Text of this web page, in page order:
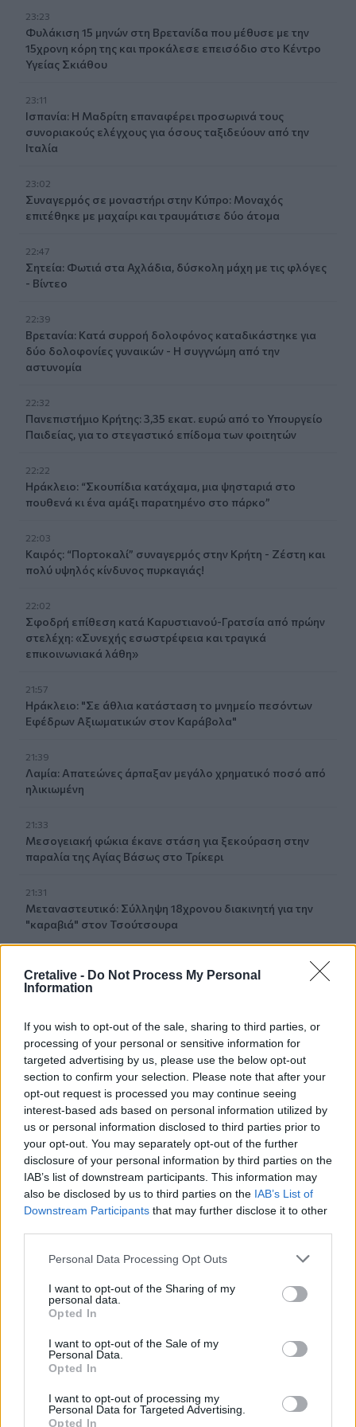
Cretalive - Do Not Process My Personal
Information
If you wish to opt-out of the sale, sharing to third parties, or
processing of your personal or sensitive information for
targeted advertising by us, please use the below opt-out
section to confirm your selection. Please note that after your
opt-out request is processed you may continue seeing
interest-based ads based on personal information utilized by
us or personal information disclosed to third parties prior to
your opt-out. You may separately opt-out of the further
disclosure of your personal information by third parties on the
IAB’s list of downstream participants. This information may
also be disclosed by us to third parties on the IAB’s List of
Downstream Participants that may further disclose it to other
Personal Data Processing Opt Outs
I want to opt-out of the Sharing of my
personal data.
Opted In
I want to opt-out of the Sale of my
Personal Data.
Opted In
I want to opt-out of processing my
Personal Data for Targeted Advertising.
Opted In
23:23
Φυλάκιση 15 μηνών στη Βρετανίδα που μέθυσε με την
15χρονη κόρη της και προκάλεσε επεισόδιο στο Κέντρο
Υγείας Σκιάθου
23:11
Ισπανία: Η Μαδρίτη επαναφέρει προσωρινά τους
συνοριακούς ελέγχους για όσους ταξιδεύουν από την
Ιταλία
23:02
Συναγερμός σε μοναστήρι στην Κύπρο: Μοναχός
επιτέθηκε με μαχαίρι και τραυμάτισε δύο άτομα
22:47
Σητεία: Φωτιά στα Αχλάδια, δύσκολη μάχη με τις φλόγες
- Βίντεο
22:39
Βρετανία: Κατά συρροή δολοφόνος καταδικάστηκε για
δύο δολοφονίες γυναικών - Η συγγνώμη από την
αστυνομία
22:32
Πανεπιστήμιο Κρήτης: 3,35 εκατ. ευρώ από το Υπουργείο
Παιδείας, για το στεγαστικό επίδομα των φοιτητών
22:22
Ηράκλειο: “Σκουπίδια κατάχαμα, μια ψησταριά στο
πουθενά κι ένα αμάξι παρατημένο στο πάρκο”
22:03
Καιρός: “Πορτοκαλί” συναγερμός στην Κρήτη - Ζέστη και
πολύ υψηλός κίνδυνος πυρκαγιάς!
22:02
Σφοδρή επίθεση κατά Καρυστιανού-Γρατσία από πρώην
στελέχη: «Συνεχής εσωστρέφεια και τραγικά
επικοινωνιακά λάθη»
21:57
Ηράκλειο: "Σε άθλια κατάσταση το μνημείο πεσόντων
Εφέδρων Αξιωματικών στον Καράβολα"
21:39
Λαμία: Απατεώνες άρπαξαν μεγάλο χρηματικό ποσό από
ηλικιωμένη
21:33
Μεσογειακή φώκια έκανε στάση για ξεκούραση στην
παραλία της Αγίας Βάσως στο Τρίκερι
21:31
Μεταναστευτικό: Σύλληψη 18χρονου διακινητή για την
"καραβιά" στον Τσούτσουρα
Δημοπρατείται η μπάλα των ιστορικών γκολ του
Μαραντόνα επί της Αγγλίας στο Μουντιάλ 1986
ΠΕΡΙΣΣΟΤΕΡΑ
ΣΧΕΤΙΚA AΡΘΡΑ
ΕΛ.ΑΣ Κρήτη: Ποιοι αξιωματικοί προήχθησαν - Όλα τα
ΕΙΔΑ-ΑΚΟΥΣΑ 18:09
ΕΛ.ΑΣ Κρήτη: Ποιοι αξιωματικοί
ΕΛ.ΑΣ Κρήτη: Ποιοι αξιωματικοί
Προσοχή! Ο ΕΦΚΑ… δαγκώνει τους ανυποψίαστους
ΕΙΔΑ-ΑΚΟΥΣΑ 10:17
Γιώργος Σφακιανάκης: Η παρέμβαση για το
ΕΙΔΑ-ΑΚΟΥΣΑ 18:05
Γιώργος Σφακιανάκης: Η
Γιώργος Σφακιανάκης: Η